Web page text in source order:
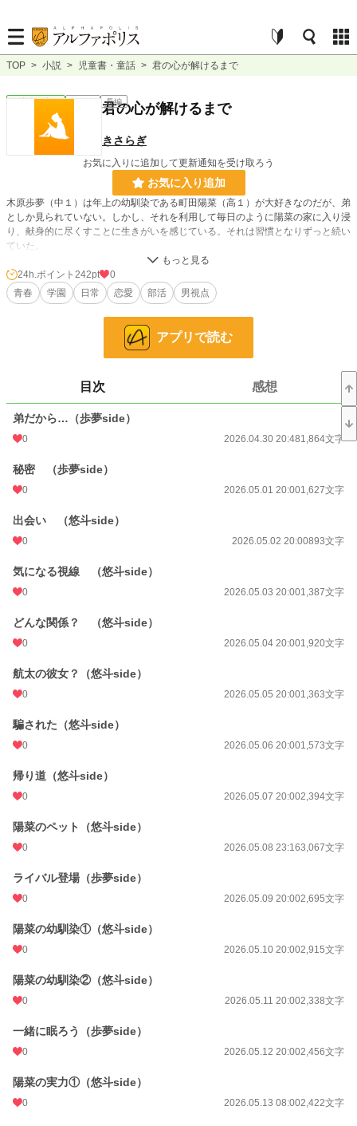
TOP > 小説 > 児童書・童話 > 君の心が解けるまで
児童書・童話 連載中 長編
君の心が解けるまで
きさらぎ
お気に入りに追加して更新通知を受け取ろう
お気に入り追加
木原歩夢（中１）は年上の幼馴染である町田陽菜（高１）が大好きなのだが、弟
としか見られていない。しかし、それを利用して毎日のように陽菜の家に入り浸
り、献身的に尽くすことに生きがいを感じている。それは習慣となりずっと続い
ていた。
白河悠斗（高１）は陽菜のもう一人の幼馴染の和泉航太（高１）を介して知り合
った陽菜を好きになる。
徐々に親しくなり一緒に帰るようになった悠斗と陽菜。それが面白くない歩夢は
スマホの登録を消したりと意地悪を繰り返していた。
そんな中、あることをきっかけに陽菜のために二人で協力することになったのだ
悠斗の軽率な行動が一波乱を巻き起こし、航太の逆鱗に触れ陽菜との接触禁止と
いう事態を招いてしまう。
陽菜と会えない日々が続く悠斗。一方の歩夢は陽菜が出場する地元開催のバドミ
弟枠の歩夢と友達枠の悠斗。どちらが陽菜の心を射止めるのか。
一人の少女を巡る恋の攻防戦。
お気に入り
24h.ポイント 242 pt
文字数
更新日時 2026.08.06 18:00
初回公開日時
週間ポイント 484 pt (14,870 位)
年間ポイント 13,596 pt (25,878 位)
24h.ポイント 242pt
0
青春
学園 日常 恋愛 部活 男視点
アプリで読む
目次 感想
弟だから…（歩夢side）
0 2026.04.30 20:481,864文字
秘密 （歩夢side）
0 2026.05.01 20:001,627文字
出会い （悠斗side）
0 2026.05.02 20:00893文字
気になる視線 （悠斗side）
0 2026.05.03 20:001,387文字
どんな関係？ （悠斗side）
0 2026.05.04 20:001,920文字
航太の彼女？（悠斗side）
0 2026.05.05 20:001,363文字
騙された（悠斗side）
0 2026.05.06 20:001,573文字
帰り道（悠斗side）
0 2026.05.07 20:002,394文字
陽菜のペット（悠斗side）
0 2026.05.08 23:163,067文字
ライバル登場（歩夢side）
0 2026.05.09 20:002,695文字
陽菜の幼馴染①（悠斗side）
0 2026.05.10 20:002,915文字
陽菜の幼馴染②（悠斗side）
0 2026.05.11 20:002,338文字
一緒に眠ろう（歩夢side）
0 2026.05.12 20:002,456文字
陽菜の実力①（悠斗side）
0 2026.05.13 08:002,422文字